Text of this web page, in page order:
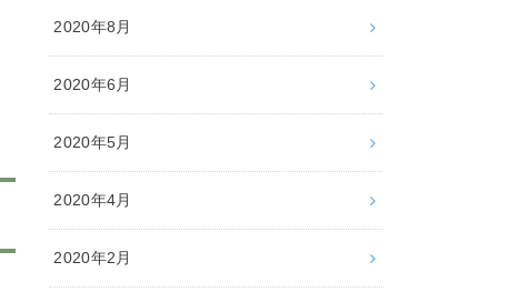
2020年8月
2020年6月
2020年5月
2020年4月
2020年2月